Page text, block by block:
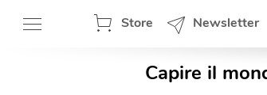
Store Newsletter
Capire il